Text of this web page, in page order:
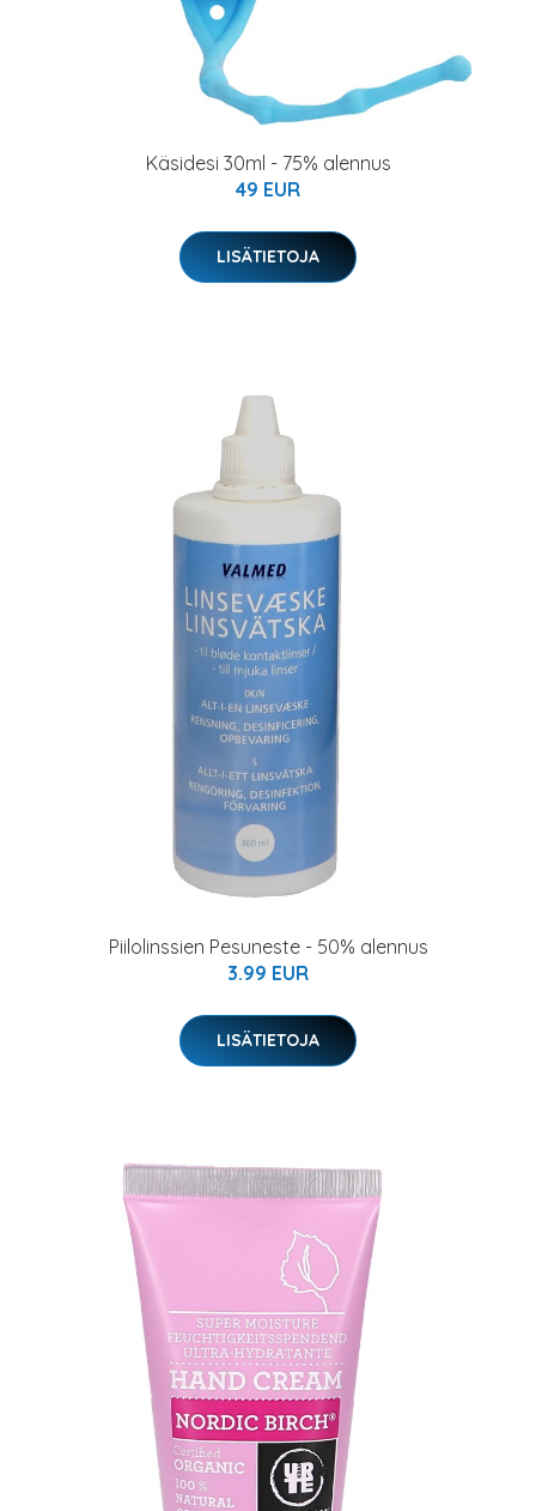
Käsidesi 30ml - 75% alennus
49 EUR
LISÄTIETOJA
Piilolinssien Pesuneste - 50% alennus
3.99 EUR
LISÄTIETOJA